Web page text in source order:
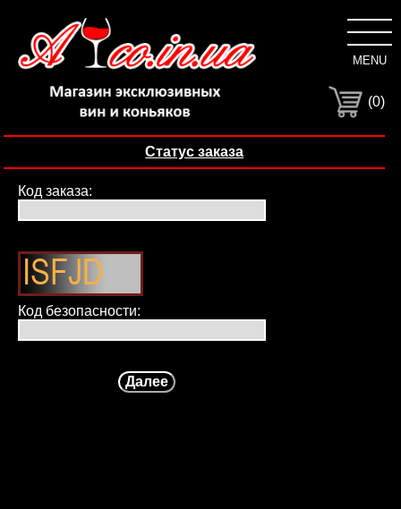
MENU
(0)
Статус заказа
Код заказа:
Код безопасности: